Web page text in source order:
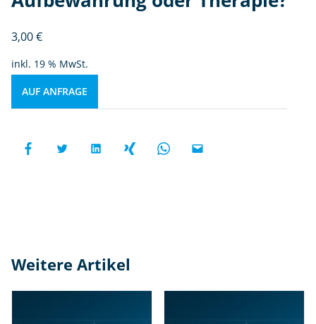
3,00€
inkl. 19 % MwSt.
AUF ANFRAGE
Weitere Artikel